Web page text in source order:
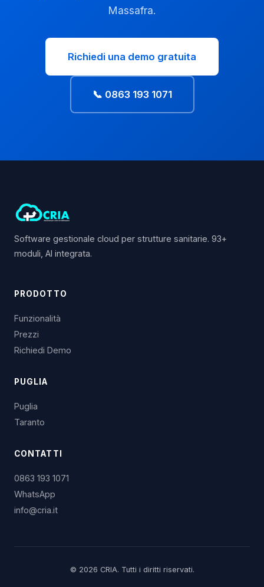
Massafra.
Richiedi una demo gratuita
📞 0863 193 1071
Software gestionale cloud per strutture sanitarie. 93+
moduli, AI integrata.
PRODOTTO
Funzionalità
Prezzi
Richiedi Demo
PUGLIA
Puglia
Taranto
CONTATTI
0863 193 1071
WhatsApp
info@cria.it
© 2026 CRIA. Tutti i diritti riservati.